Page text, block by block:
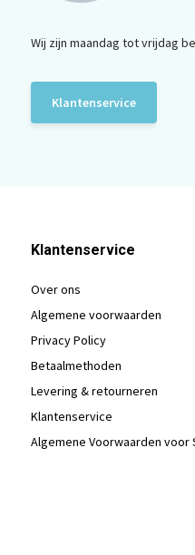
Wij zijn maandag tot vrijdag
Klantenservice
Klantenservice
Over ons
Algemene voorwaarden
Privacy Policy
Betaalmethoden
Levering & retourneren
Klantenservice
Algemene Voorwaarden voor